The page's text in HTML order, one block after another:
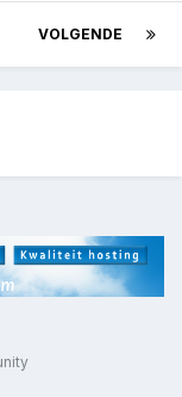
VOLGENDE